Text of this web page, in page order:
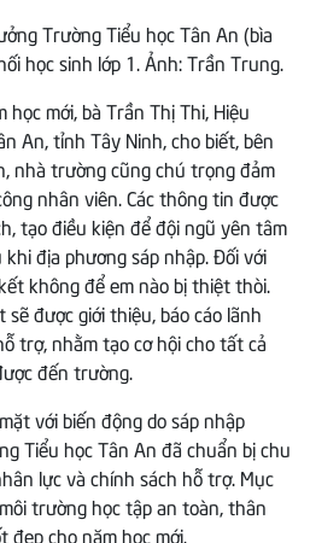
Trường Tiểu học Tân An (bìa
học sinh lớp 1. Ảnh: Trần Trung.
mới, bà Trần Thị Thi, Hiệu
An, tỉnh Tây Ninh, cho biết, bên
nhà trường cũng chú trọng đảm
nhân viên. Các thông tin được
tạo điều kiện để đội ngũ yên tâm
địa phương sáp nhập. Đối với
không để em nào bị thiệt thòi.
được giới thiệu, báo cáo lãnh
trợ, nhằm tạo cơ hội cho tất cả
đến trường.
với biến động do sáp nhập
Tiểu học Tân An đã chuẩn bị chu
lực và chính sách hỗ trợ. Mục
trường học tập an toàn, thân
cho năm học mới.